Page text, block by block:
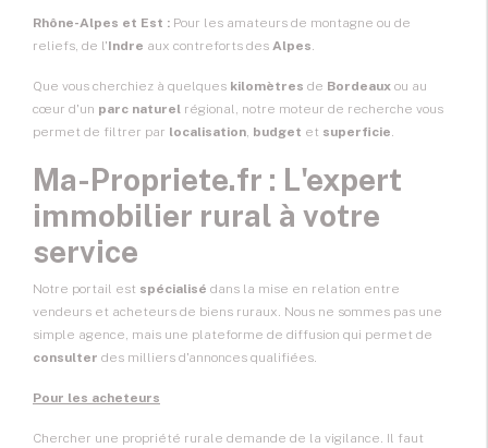
Rhône-Alpes et Est : Pour les amateurs de montagne ou de
reliefs, de l'Indre aux contreforts des Alpes.
Que vous cherchiez à quelques kilomètres de Bordeaux ou au
cœur d'un parc naturel régional, notre moteur de recherche vous
permet de filtrer par localisation, budget et superficie.
Ma-Propriete.fr : L'expert
immobilier rural à votre
service
Notre portail est spécialisé dans la mise en relation entre
vendeurs et acheteurs de biens ruraux. Nous ne sommes pas une
simple agence, mais une plateforme de diffusion qui permet de
consulter des milliers d'annonces qualifiées.
Pour les acheteurs
Chercher une propriété rurale demande de la vigilance. Il faut